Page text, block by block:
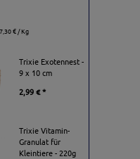
€ / Kg
Trixie Exotennest -
9 x 10 cm
2,99 € *
Trixie Vitamin-
Granulat für
Kleintiere - 220g